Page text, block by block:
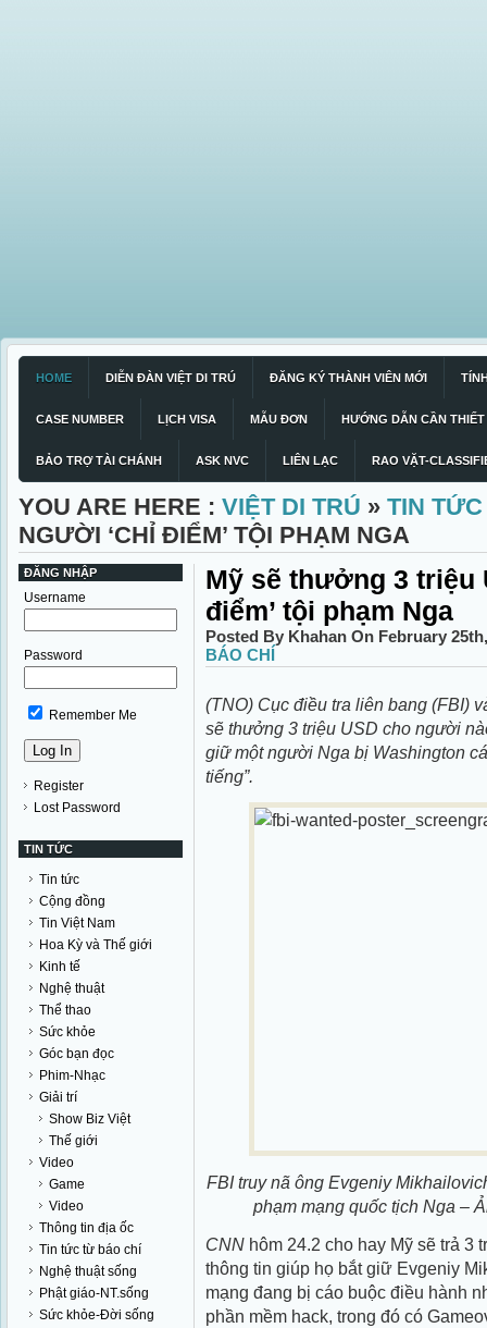
HOME DIỄN ĐÀN VIỆT DI TRÚ ĐĂNG KÝ THÀNH VIÊN MỚI
CASE NUMBER LỊCH VISA MẪU ĐƠN HƯỚNG DẪN CẦN THIẾT
BẢO TRỢ TÀI CHÁNH ASK NVC LIÊN LẠC RAO VẶT-
YOU ARE HERE : VIỆT DI TRÚ » TIN
NGƯỜI ‘CHỈ ĐIỂM’ TỘI PHẠM NGA
ĐĂNG NHẬP
Username
Password
Remember Me
Register
Lost Password
TIN TỨC
Tin tức
Cộng đồng
Tin Việt Nam
Hoa Kỳ và Thế giới
Kinh tế
Nghệ thuật
Thể thao
Sức khỏe
Góc bạn đọc
Phim-Nhạc
Giải trí
Show Biz Việt
Thế giới
Video
Game
Video
Thông tin địa ốc
Tin tức từ báo chí
Nghệ thuật sống
Phật giáo-NT.sống
Sức khỏe-Đời sống
Mỹ sẽ thưởng 3 triệu
điểm’ tội phạm Nga
Posted By Khahan On February
BÁO CHÍ
(TNO) Cục điều tra liên bang (FBI)
sẽ thưởng 3 triệu USD cho người
giữ một người Nga bị Washington
tiếng”.
FBI truy nã ông Evgeniy
phạm mạng quốc tịch Nga –
CNN hôm 24.2 cho hay Mỹ sẽ trả 3
thông tin giúp họ bắt giữ Evgeniy
mạng đang bị cáo buộc điều hành
phần mềm hack, trong đó có